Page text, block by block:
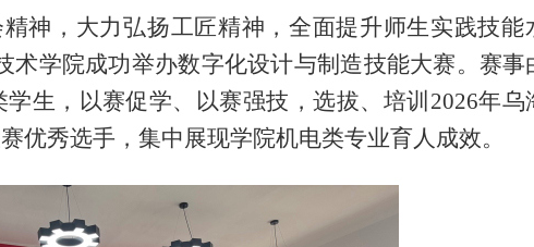
神，大力弘扬工匠精神，全面提升师生实践技能
术学院成功举办数字化设计与制造技能大赛。赛事
生，以赛促学、以赛强技，选拔、培训2026年乌
优秀选手，集中展现学院机电类专业育人成效。